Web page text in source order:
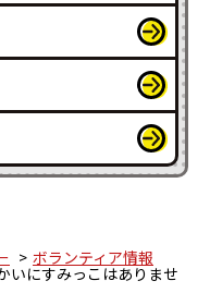
ボランティア情報
にすみっこはありませ